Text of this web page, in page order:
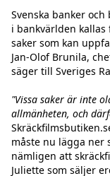
Svenska banker
i bankvärlden
saker som kan
Jan-Olof Brunila,
säger till Sveriges
"Vissa saker är inte
allmänheten, och
måste nu lägga ner
nämligen att
Juliette som säljer